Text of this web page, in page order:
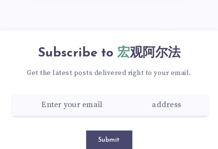
Subscribe to 宏观阿尔法
Get the latest posts delivered right to your email.
Submit